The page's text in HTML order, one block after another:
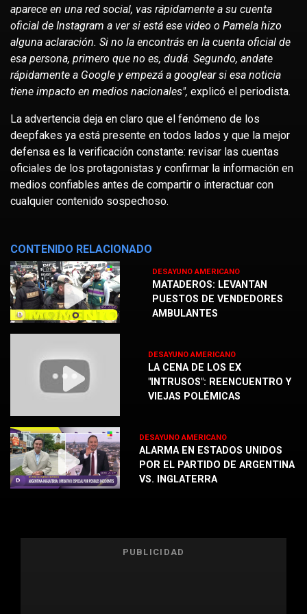
aparece en una red social, vas rápidamente a su cuenta
oficial de Instagram a ver si está ese video o Pamela hizo
alguna aclaración. Si no la encontrás en la cuenta oficial de
esa persona, primero que no es, dudá. Segundo, andate
rápidamente a Google y empezá a googlear si esa noticia
tiene impacto en medios nacionales", explicó el periodista.
La advertencia deja en claro que el fenómeno de los
deepfakes ya está presente en todos lados y que la mejor
defensa es la verificación constante: revisar las cuentas
oficiales de los protagonistas y confirmar la información en
medios confiables antes de compartir o interactuar con
cualquier contenido sospechoso.
CONTENIDO RELACIONADO
DESAYUNO AMERICANO
MATADEROS: LEVANTAN
PUESTOS DE VENDEDORES
AMBULANTES
DESAYUNO AMERICANO
LA CENA DE LOS EX
"INTRUSOS": REENCUENTRO Y
VIEJAS POLÉMICAS
DESAYUNO AMERICANO
ALARMA EN ESTADOS UNIDOS
POR EL PARTIDO DE ARGENTINA
VS. INGLATERRA
PUBLICIDAD